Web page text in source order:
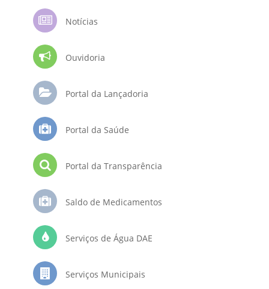
Notícias
Ouvidoria
Portal da Lançadoria
Portal da Saúde
Portal da Transparência
Saldo de Medicamentos
Serviços de Água DAE
Serviços Municipais